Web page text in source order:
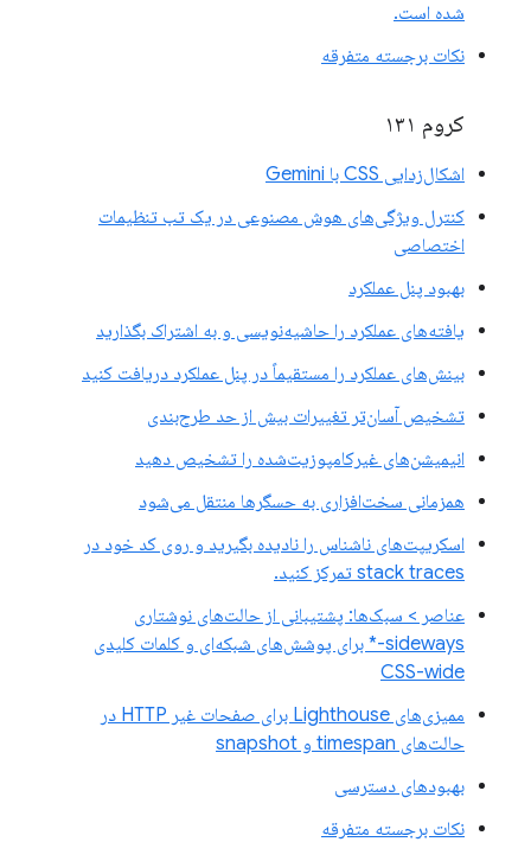
شده است.
نکات برجسته متفرقه
کروم ۱۳۱
اشکال‌زدایی CSS با Gemini
کنترل ویژگی‌های هوش مصنوعی در یک تب تنظیمات
اختصاصی
بهبود پنل عملکرد
یافته‌های عملکرد را حاشیه‌نویسی و به اشتراک بگذارید
بینش‌های عملکرد را مستقیماً در پنل عملکرد دریافت کنید
تشخیص آسان‌تر تغییرات بیش از حد طرح‌بندی
انیمیشن‌های غیرکامپوزیت‌شده را تشخیص دهید
همزمانی سخت‌افزاری به حسگرها منتقل می‌شود
اسکریپت‌های ناشناس را نادیده بگیرید و روی کد خود در
stack traces تمرکز کنید.
عناصر > سبک‌ها: پشتیبانی از حالت‌های نوشتاری
sideways-* برای پوشش‌های شبکه‌ای و کلمات کلیدی
CSS-wide
ممیزی‌های Lighthouse برای صفحات غیر HTTP در
حالت‌های timespan و snapshot
بهبودهای دسترسی
نکات برجسته متفرقه